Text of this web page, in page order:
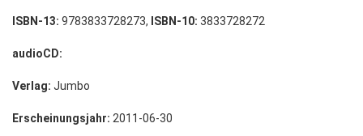
ISBN-13: 9783833728273, ISBN-10: 3833728272
audioCD:
Verlag: Jumbo
Erscheinungsjahr: 2011-06-30